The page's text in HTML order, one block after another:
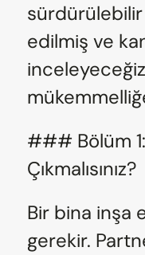
edilmiş ve
### Bölüm
Çıkmalısınız?
Bir bina inşa
gerekir.